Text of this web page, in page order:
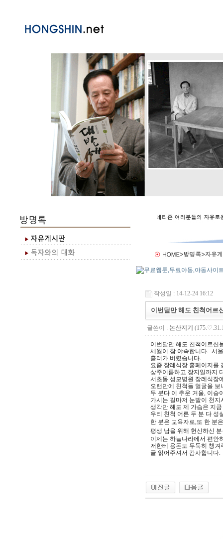
작성일 : 14-12-24 16:12
이번달만 해도 친척어르
글쓴이 : 논산지기
이번달만 해도 친척어르신
세월이 참 야속합니다. 서
흘러가 버렸습니다.
요즘 장례식장 홈페이지를
상주이름하고 장지일까지
서초동 성모병원 장례식장
오랜만에 친척들 얼굴을
두 분다 이 추운 겨울, 이승
가시는 길마저 눈발이 천
생각만 해도 제 가슴은 지
우리 친척 어른 두 분 다
한 분은 교육자로,또 한 분
평생 남을 위해 헌신하신
이제는 하늘나라에서 편안
저한테 용돈도 두둑히 챙
글 읽어주셔서 감사합니